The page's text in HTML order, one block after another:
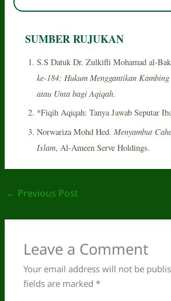
SUMBER RUJUKAN
S.S Datuk Dr. Zulkifli Mohamad al-
ke-184: Hukum Menggantikan Kambing
atau Unta bagi Aqiqah.
*Fiqih Aqiqah: Tanya Jawab Seputar
Norwariza Mohd Hed.Menyambut
Islam, Al-Ameen Serve Holdings.
← Previous Post
Leave a Comment
Your email address will not be
fields are marked*